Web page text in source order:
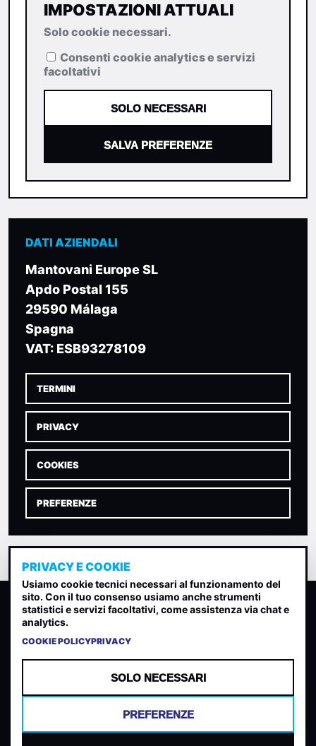
IMPOSTAZIONI ATTUALI
Solo cookie necessari.
Consenti cookie analytics e servizi
facoltativi
SOLO NECESSARI
SALVA PREFERENZE
DATI AZIENDALI
Mantovani Europe SL
Apdo Postal 155
29590 Málaga
Spagna
VAT: ESB93278109
TERMINI
PRIVACY
COOKIES
PREFERENZE
CLASSIFICA INDIE
Classifica per indice di gradimento generata dall analisi di
TERMINI E CONDIZIONI PRIVACY POLICY
COOKIES PREFERENZE COOKIES
PRIVACY E COOKIE
Usiamo cookie tecnici necessari al funzionamento del
sito. Con il tuo consenso usiamo anche strumenti
statistici e servizi facoltativi, come assistenza via chat e
analytics.
COOKIE POLICYPRIVACY
SOLO NECESSARI
PREFERENZE